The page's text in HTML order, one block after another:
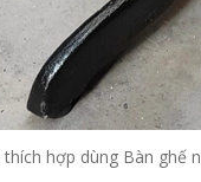
hợp dùng Bàn